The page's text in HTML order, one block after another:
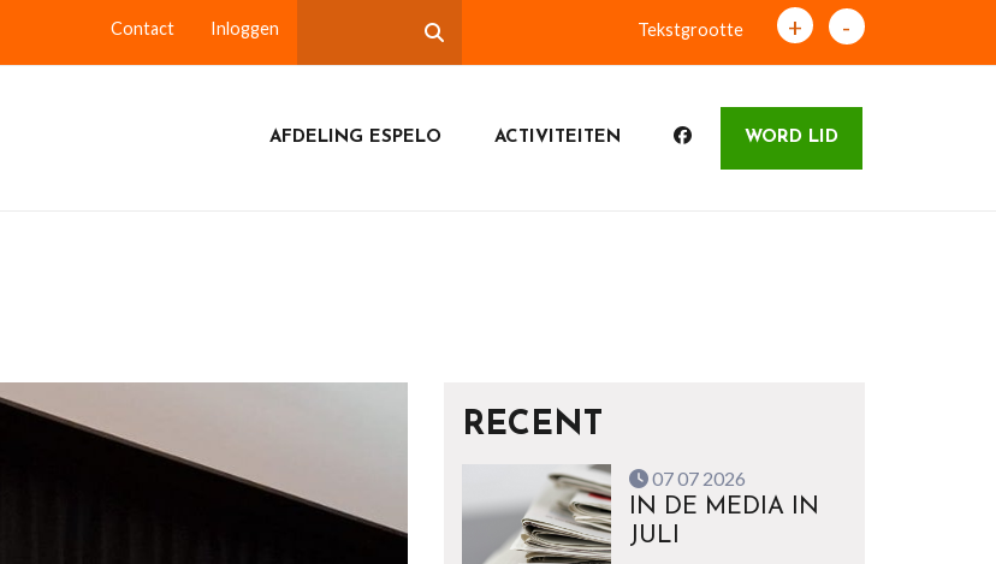
Contact Inloggen Tekstgrootte + -
AFDELING ESPELO ACTIVITEITEN WORD LID
RECENT
07 07 2026
IN DE MEDIA IN
JULI